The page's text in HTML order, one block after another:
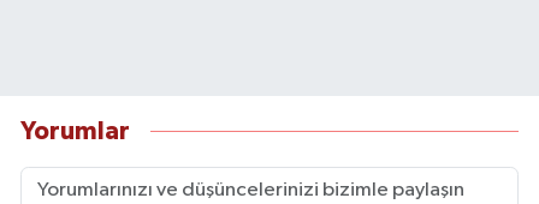
Yorumlar